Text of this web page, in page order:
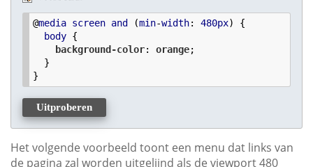
@media screen and (min-width: 480px) {
body {
background-color: orange;
}
Uitproberen
Het volgende voorbeeld toont een menu dat links van
de pagina zal worden uitgelijnd als de viewport 480